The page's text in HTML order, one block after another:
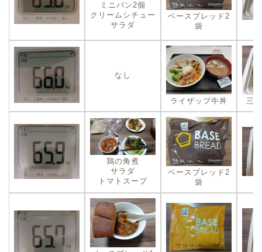
ミニパン2個
クリームシチュー
サラダ
ベースブレッド2
袋
なし
ライザップ牛丼 三
鶏の角煮
サラダ
トマトスープ
ベースブレッド2
袋